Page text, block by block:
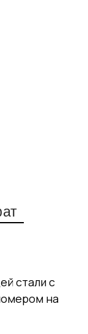
стали с
на